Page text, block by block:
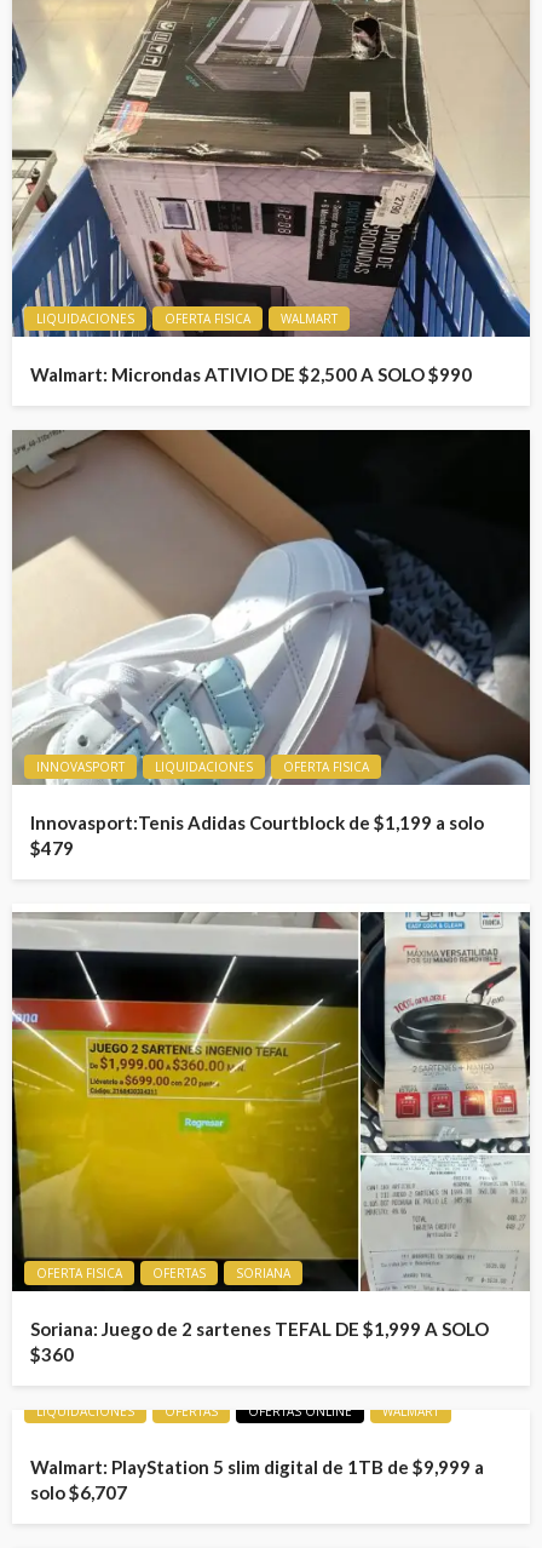
LIQUIDACIONES OFERTA FISICA WALMART
Walmart: Microndas ATIVIO DE $2,500 A SOLO $990
INNOVASPORT LIQUIDACIONES OFERTA FISICA
Innovasport:Tenis Adidas Courtblock de $1,199 a solo
$479
OFERTA FISICA OFERTAS SORIANA
Soriana: Juego de 2 sartenes TEFAL DE $1,999 A SOLO
$360
LIQUIDACIONES OFERTAS OFERTAS ONLINE WALMART
Walmart: PlayStation 5 slim digital de 1TB de $9,999 a
solo $6,707